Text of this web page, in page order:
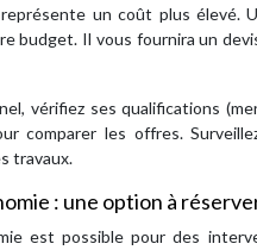
représente un coût plus
budget. Il vous fournira un
vérifiez ses qualifications
comparer les offres.
travaux.
: une option à
est possible pour des